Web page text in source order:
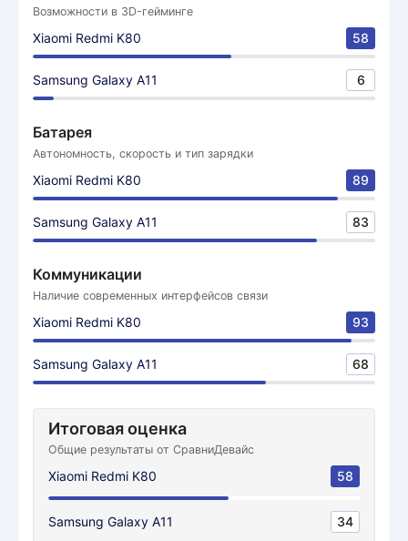
Возможности в 3D-гейминге
Xiaomi Redmi K80 58
Samsung Galaxy A11 6
Батарея
Автономность, скорость и тип зарядки
Xiaomi Redmi K80 89
Samsung Galaxy A11 83
Коммуникации
Наличие современных интерфейсов связи
Xiaomi Redmi K80 93
Samsung Galaxy A11 68
Итоговая оценка
Общие результаты от СравниДевайс
Xiaomi Redmi K80 58
Samsung Galaxy A11 34